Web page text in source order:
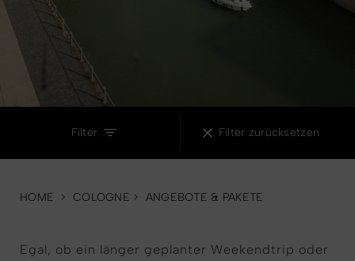
Filter Filter zurücksetzen
HOME > COLOGNE > ANGEBOTE & PAKETE
Egal, ob ein länger geplanter Weekendtrip oder
Erfahrungen und Angebote